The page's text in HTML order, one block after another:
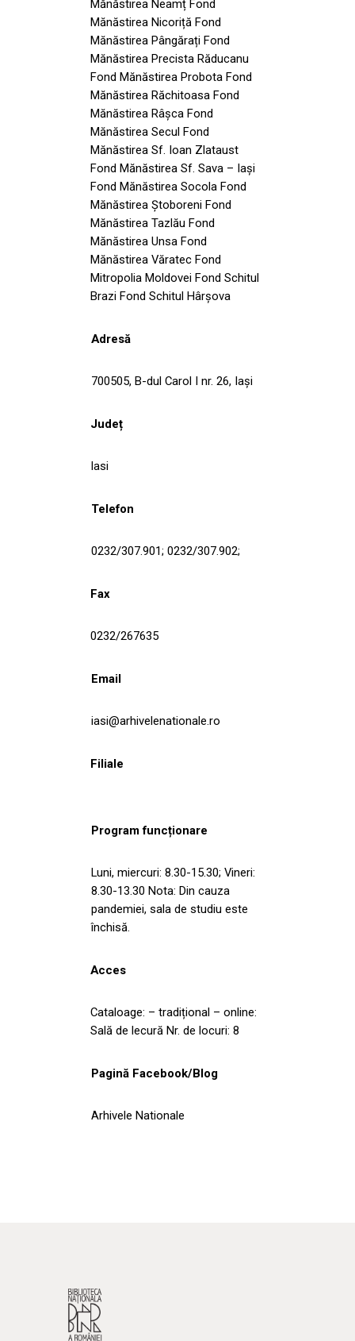
Mănăstirea Neamț Fond
Mănăstirea Nicoriță Fond
Mănăstirea Pângărați Fond
Mănăstirea Precista Răducanu
Fond Mănăstirea Probota Fond
Mănăstirea Răchitoasa Fond
Mănăstirea Râșca Fond
Mănăstirea Secul Fond
Mănăstirea Sf. Ioan Zlataust
Fond Mănăstirea Sf. Sava – Iași
Fond Mănăstirea Socola Fond
Mănăstirea Ștoboreni Fond
Mănăstirea Tazlău Fond
Mănăstirea Unsa Fond
Mănăstirea Văratec Fond
Mitropolia Moldovei Fond Schitul
Brazi Fond Schitul Hârşova
Adresă
700505, B-dul Carol I nr. 26, Iaşi
Județ
Iasi
Telefon
0232/307.901; 0232/307.902;
Fax
0232/267635
Email
iasi@arhivelenationale.ro
Filiale
Program funcționare
Luni, miercuri: 8.30-15.30; Vineri:
8.30-13.30 Nota: Din cauza
pandemiei, sala de studiu este
închisă.
Acces
Cataloage: – tradițional – online:
Sală de lecură Nr. de locuri: 8
Pagină Facebook/Blog
Arhivele Nationale